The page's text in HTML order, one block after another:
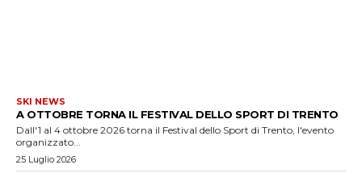
SKI NEWS
A OTTOBRE TORNA IL FESTIVAL DELLO SPORT DI TRENTO
Dall'1 al 4 ottobre 2026 torna il Festival dello Sport di Trento, l'evento
organizzato...
25 Luglio 2026